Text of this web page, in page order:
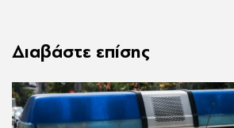
Διαβάστε επίσης